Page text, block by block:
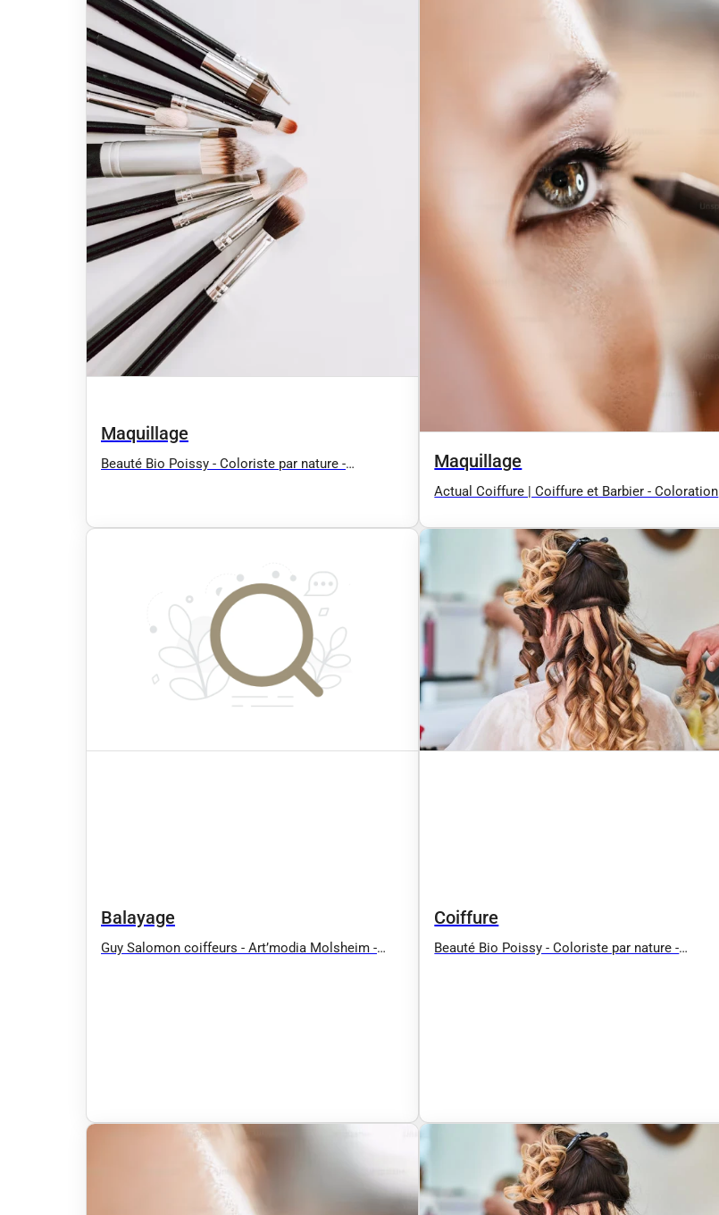
Maquillage
Beauté Bio Poissy - Coloriste par nature -
Maquillage
Actual Coiffure | Coiffure et Barbier - Coloration
Balayage
Guy Salomon coiffeurs - Art’modia Molsheim -
Coiffure
Beauté Bio Poissy - Coloriste par nature -